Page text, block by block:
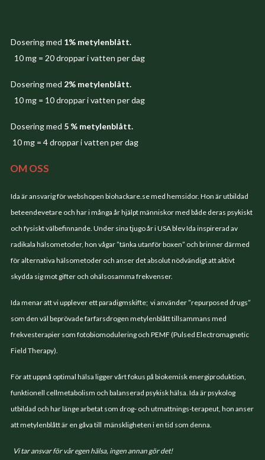
Dosering med 1% metylenblått.
10 mg = 20 droppar i vatten per dag
Dosering med 2% metylenblått.
10 mg = 10 droppar i vatten per dag
Dosering med 5 % metylenblått.
10 mg = 4 droppar i vatten per dag
OM OSS
Ida är ansvarig för webshopen biohackare.se med hemsidor. Hon är utbildad
beteendevetare och har i många år hjälpt människor med både deras psykiskt
och fysiskt välbefinnande. Under sina tjugo år i USA blev Ida inspirerad av
radikala hälsometoder, hon vågar ”tänka utanför boxen” och brinner därmed
för alternativa hälsometoder och anser det absolut nödvändigt att aktivt
skydda sig mot gifter och ohälsosamma frekvenser.
Ida menar att vi upplever ett paradigmskifte; vi använder ”repurposed drugs”
som den väl beprövade farfarsdrogen metylenblått tillsammans med
frekvesterapier som fotobiomodulering och PEMF (Pulsed Electromagnetic
Field Therapy).
För att uppnå optimal hälsa ligger vårt fokus på biokemisk energiproduktion,
funktionell cellmetabolism och balanserad psykisk hälsa. Ida är psykolog
utbildad och har länge arbetat som drog- och utmattnings-terapeut, hon anser
att metylenblått är en gåva till mänskligheten i en tid som denna.
Vi tar ansvar för vår egen hälsa, ingen annan gör det!